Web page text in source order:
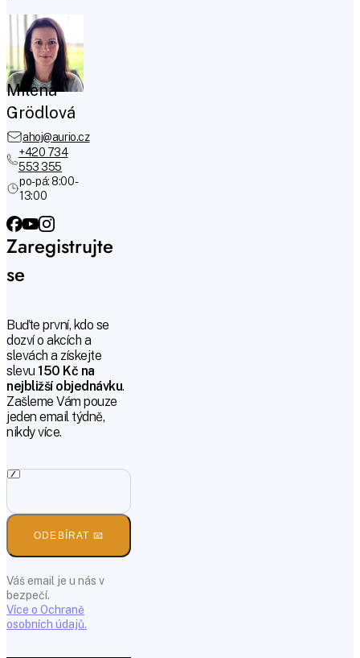
Milena
Grödlová
ahoj@aurio.cz
+420 734
553 355
po-pá: 8:00 -
13:00
Zaregistrujte
se
Buďte první, kdo se
dozví o akcích a
slevách a získejte
slevu150 Kč na
nejbližší objednávku.
Zašleme Vám pouze
jeden email týdně,
nikdy více.
ODEBÍRAT 📧
Váš email je u nás v
bezpečí.
Více o Ochraně
osobních údajů.